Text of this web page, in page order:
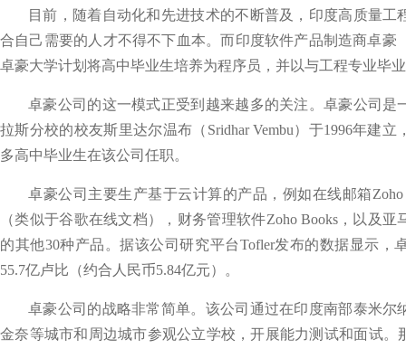
目前，随着自动化和先进技术的不断普及，印度高质量
合自己需要的人才不得不下血本。而印度软件产品制造商卓豪
卓豪大学计划将高中毕业生培养为程序员，并以与工程专业毕
卓豪公司的这一模式正受到越来越多的关注。卓豪公司是
拉斯分校的校友斯里达尔温布（Sridhar Vembu）于1996年建
多高中毕业生在该公司任职。
卓豪公司主要生产基于云计算的产品，例如在线邮箱
（类似于谷歌在线文档），财务管理软件Zoho Books，以及
的其他30种产品。据该公司研究平台Tofler发布的数据显示，
55.7亿卢比（约合人民币5.84亿元）。
卓豪公司的战略非常简单。该公司通过在印度南部泰米尔
金奈等城市和周边城市参观公立学校，开展能力测试和面试。